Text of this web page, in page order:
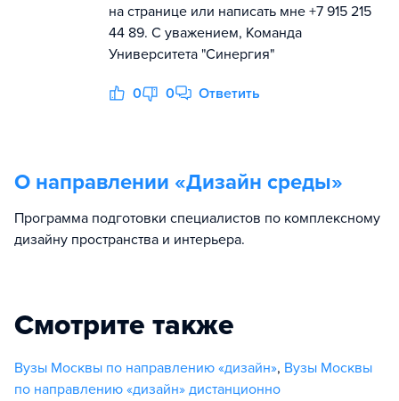
на странице или написать мне +7 915 215
44 89. С уважением, Команда
Университета "Синергия"
0 0 Ответить
О направлении «Дизайн среды»
Программа подготовки специалистов по комплексному
дизайну пространства и интерьера.
Смотрите также
Вузы Москвы по направлению «дизайн», Вузы Москвы
по направлению «дизайн» дистанционно